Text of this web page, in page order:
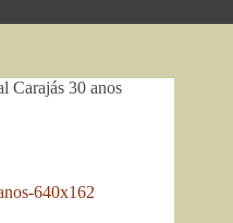
Carajás 30 anos